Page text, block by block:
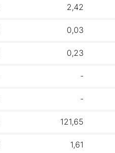
2,42
0,03
0,23
-
-
121,65
1,61